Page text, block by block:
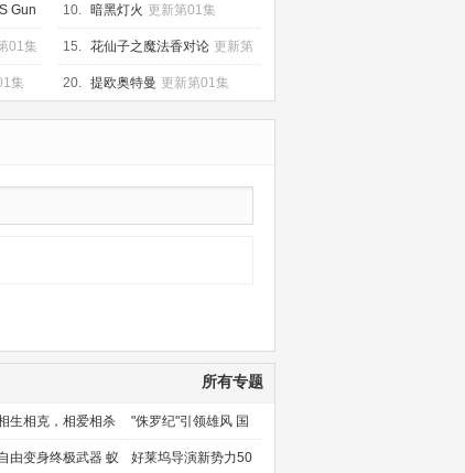
Gun
集
10. 暗黑灯火 更新第01集
01集 15. 花仙子之魔法香对论 更新第
03集
集 20. 提欧奥特曼 更新第01集
所有专题
生相克，相爱相杀 "侏罗纪"引领雄风 国
产片下旬逆袭
由变身终极武器 蚁 好莱坞导演新势力50